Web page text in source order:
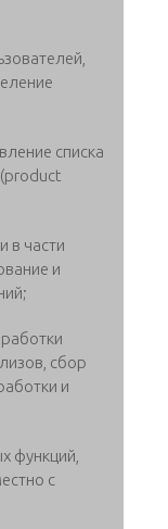
списка
в части
и
сбор
и
функций,
с